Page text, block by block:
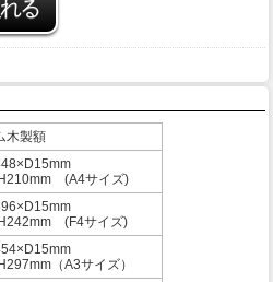
木製額
(A4サイズ)
(F4サイズ)
（A3サイズ）